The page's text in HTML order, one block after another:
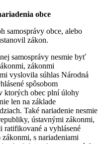
obce
samosprávy obce, alebo
zákon.
samosprávy nesmie byť
zákonmi
vyslovila súhlas Národná
spôsobom
ktorých obec plní úlohy
len na základe
Také nariadenie nesmie
ústavnými zákonmi,
ratifikované a vyhlásené
s nariadeniami